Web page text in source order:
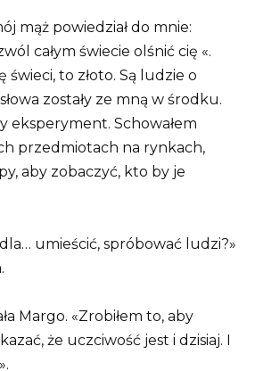
mąż powiedział do mnie:
całym świecie olśnić cię «.
świeci, to złoto. Są ludzie o
zostały ze mną w środku.
eksperyment. Schowałem
przedmiotach na rynkach,
aby zobaczyć, kto by je
umieścić, spróbować ludzi?»
Margo. «Zrobiłem to, aby
że uczciwość jest i dzisiaj. I